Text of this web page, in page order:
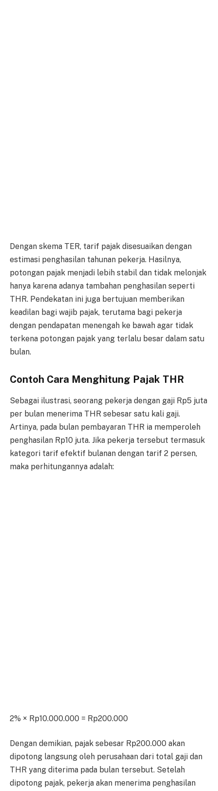
Dengan skema TER, tarif pajak disesuaikan dengan
estimasi penghasilan tahunan pekerja. Hasilnya,
potongan pajak menjadi lebih stabil dan tidak melonjak
hanya karena adanya tambahan penghasilan seperti
THR. Pendekatan ini juga bertujuan memberikan
keadilan bagi wajib pajak, terutama bagi pekerja
dengan pendapatan menengah ke bawah agar tidak
terkena potongan pajak yang terlalu besar dalam satu
bulan.
Contoh Cara Menghitung Pajak THR
Sebagai ilustrasi, seorang pekerja dengan gaji Rp5 juta
per bulan menerima THR sebesar satu kali gaji.
Artinya, pada bulan pembayaran THR ia memperoleh
penghasilan Rp10 juta. Jika pekerja tersebut termasuk
kategori tarif efektif bulanan dengan tarif 2 persen,
maka perhitungannya adalah:
2% × Rp10.000.000 = Rp200.000
Dengan demikian, pajak sebesar Rp200.000 akan
dipotong langsung oleh perusahaan dari total gaji dan
THR yang diterima pada bulan tersebut. Setelah
dipotong pajak, pekerja akan menerima penghasilan